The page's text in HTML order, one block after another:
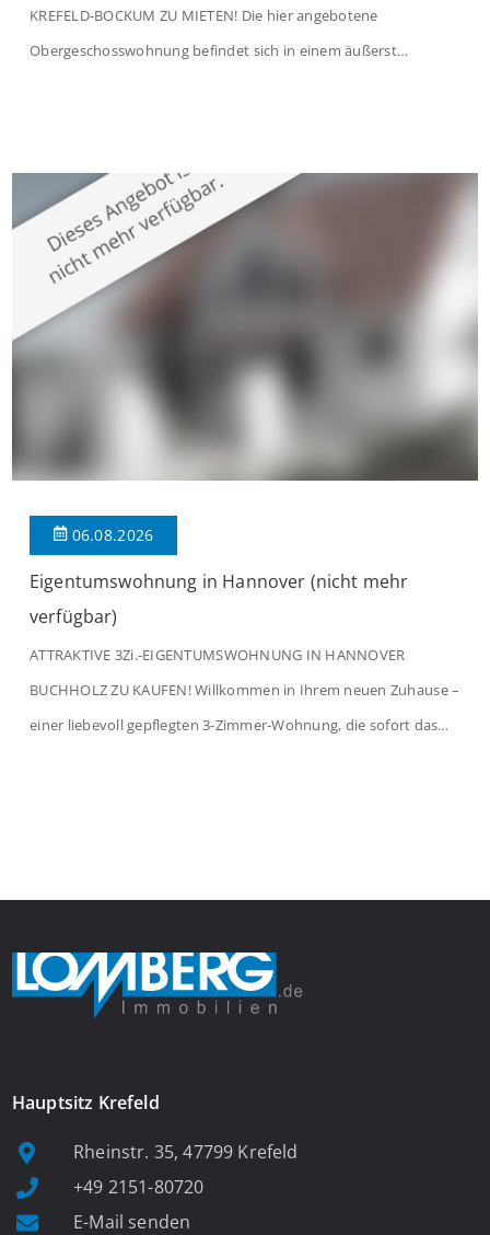
KREFELD-BOCKUM ZU MIETEN! Die hier angebotene
Obergeschosswohnung befindet sich in einem äußerst
großzügige Räume und eine hochwertige Ausstattung, die
modernen Wohnkomfort mit einem stilvollen Ambiente
verbindet. Der […]
06.08.2026
Eigentumswohnung in Hannover (nicht mehr
verfügbar)
ATTRAKTIVE 3Zi.-EIGENTUMSWOHNUNG IN HANNOVER
BUCHHOLZ ZU KAUFEN! Willkommen in Ihrem neuen Zuhause –
einer liebevoll gepflegten 3-Zimmer-Wohnung, die sofort das
Hauptsitz Krefeld
Rheinstr. 35, 47799 Krefeld
+49 2151-80720
E-Mail senden